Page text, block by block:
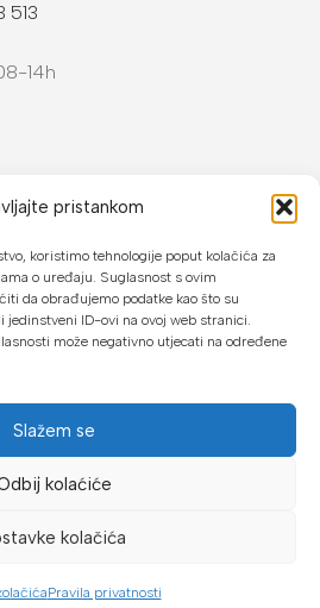
pristankom
koristimo tehnologije poput kolačića za
o uređaju. Suglasnost s ovim
da obrađujemo podatke kao što su
jedinstveni ID-ovi na ovoj web stranici.
može negativno utjecati na određene
Slažem se
kolaćiće
kolačića
Pravila privatnosti
513
14h
platiti:
ili do 24 rate
internet bankarstvom
© 2026 Proalat.ba